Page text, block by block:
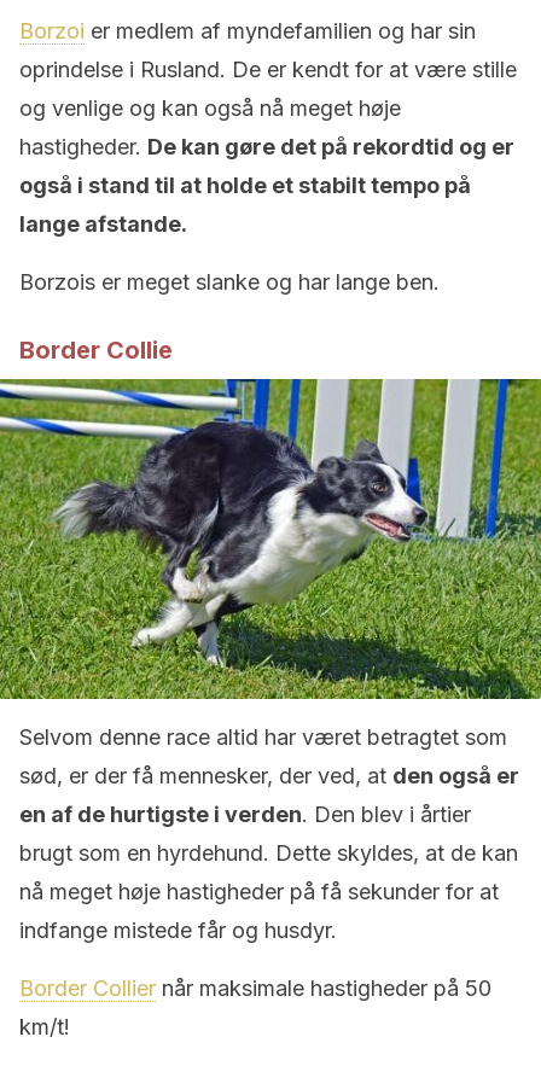
Borzoi er medlem af myndefamilien og har sin
oprindelse i Rusland. De er kendt for at være stille
og venlige og kan også nå meget høje
hastigheder. De kan gøre det på rekordtid og er
også i stand til at holde et stabilt tempo på
lange afstande.
Borzois er meget slanke og har lange ben.
Border Collie
Selvom denne race altid har været betragtet som
sød, er der få mennesker, der ved, at den også er
en af ​​de hurtigste i verden. Den blev i årtier
brugt som en hyrdehund. Dette skyldes, at de kan
nå meget høje hastigheder på få sekunder for at
indfange mistede får og husdyr.
Border Collier når maksimale hastigheder på 50
km/t!